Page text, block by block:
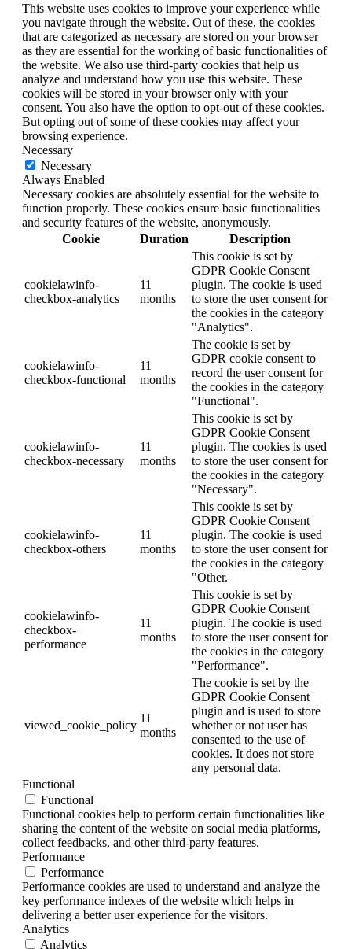
This website uses cookies to improve your experience while
you navigate through the website. Out of these, the cookies
that are categorized as necessary are stored on your browser
as they are essential for the working of basic functionalities of
the website. We also use third-party cookies that help us
analyze and understand how you use this website. These
cookies will be stored in your browser only with your
consent. You also have the option to opt-out of these cookies.
But opting out of some of these cookies may affect your
browsing experience.
Necessary
Necessary
Always Enabled
Necessary cookies are absolutely essential for the website to
function properly. These cookies ensure basic functionalities
and security features of the website, anonymously.
Cookie
Duration Description
cookielawinfo-
checkbox-analytics
11
months
This cookie is set by
GDPR Cookie Consent
plugin. The cookie is used
to store the user consent for
the cookies in the category
"Analytics".
cookielawinfo-
checkbox-functional
11
months
The cookie is set by
GDPR cookie consent to
record the user consent for
the cookies in the category
"Functional".
cookielawinfo-
checkbox-necessary
11
months
This cookie is set by
GDPR Cookie Consent
plugin. The cookies is used
to store the user consent for
the cookies in the category
"Necessary".
cookielawinfo-
checkbox-others
11
months
This cookie is set by
GDPR Cookie Consent
plugin. The cookie is used
to store the user consent for
the cookies in the category
"Other.
cookielawinfo-
checkbox-
performance
11
months
This cookie is set by
GDPR Cookie Consent
plugin. The cookie is used
to store the user consent for
the cookies in the category
"Performance".
viewed_cookie_policy
11
months
The cookie is set by the
GDPR Cookie Consent
plugin and is used to store
whether or not user has
consented to the use of
cookies. It does not store
any personal data.
Functional
Functional
Functional cookies help to perform certain functionalities like
sharing the content of the website on social media platforms,
collect feedbacks, and other third-party features.
Performance
Performance
Performance cookies are used to understand and analyze the
key performance indexes of the website which helps in
delivering a better user experience for the visitors.
Analytics
Analytics